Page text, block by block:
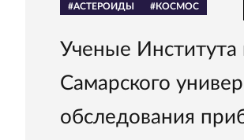
#АСТЕРОИДЫ #КОСМОС
Ученые
Самарского
обследования